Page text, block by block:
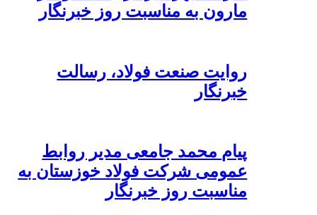
مارون به مناسبت روز خبرنگار
روایت صنعت فولاد،‌ رسالت
خبرنگار
پیام محمد جامعی مدیر روابط
عمومی شرکت فولاد خوزستان به
مناسبت روز خبرنگار